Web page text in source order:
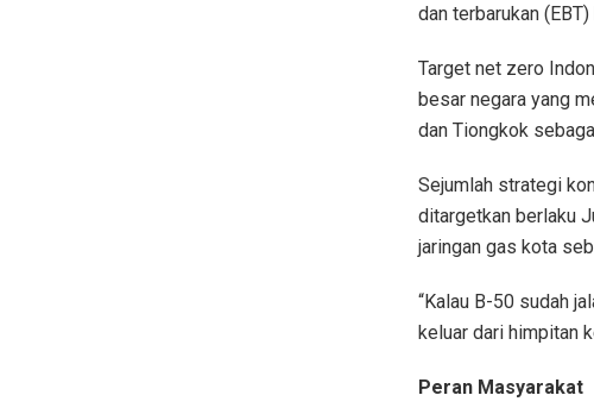
dan terbarukan
Target net zero
besar negara yang
dan Tiongkok
Sejumlah strategi
ditargetkan berlaku
jaringan gas kota
“Kalau B-50 sudah
keluar dari himpitan
Peran Masyarakat